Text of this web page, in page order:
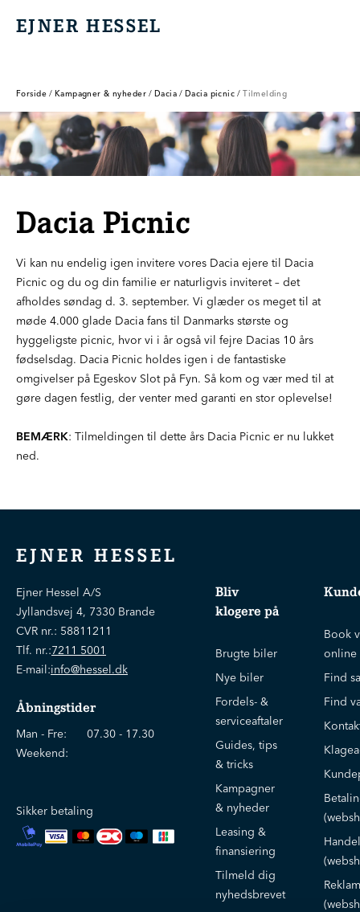
EJNER HESSEL
EJNER HESSEL
Forside / Kampagner & nyheder / Dacia / Dacia picnic / Tilmelding
Dacia Picnic
Vi kan nu endelig igen invitere vores Dacia ejere til Dacia
Picnic og du og din familie er naturligvis inviteret – det
afholdes søndag d. 3. september. Vi glæder os meget til at
møde 4.000 glade Dacia fans til Danmarks største og
hyggeligste picnic, hvor vi i år også vil fejre Dacias 10 års
fødselsdag. Dacia Picnic holdes igen i de fantastiske
omgivelser på Egeskov Slot på Fyn. Så kom og vær med til at
gøre dagen festlig, der venter med garanti en stor oplevelse!
BEMÆRK: Tilmeldingen til dette års Dacia Picnic er nu lukket
ned.
EJNER HESSEL
Ejner Hessel A/S
Jyllandsvej 4, 7330 Brande
CVR nr.: 58811211
Tlf. nr.:7211 5001
E-mail:info@hessel.dk
Åbningstider
Man - Fre:
07.30 - 17.30
Weekend:
Sikker betaling
Bliv
klogere på
Brugte biler
Nye biler
Fordels- &
serviceaftaler
Guides, tips
& tricks
Kampagner
& nyheder
Leasing &
finansiering
Tilmeld dig
nyhedsbrevet
Book
online
Find
Find